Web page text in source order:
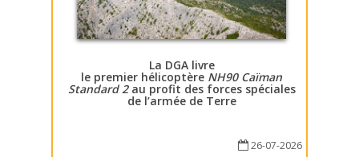
La DGA livre
le premier hélicoptère NH90 Caïman
Standard 2au profit des forces spéciales
de l’armée de Terre
26-07-2026